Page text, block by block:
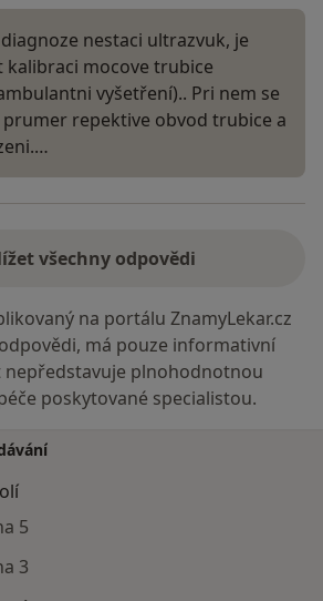
nestaci ultrazvuk, je
mocove trubice
vyšetření).. Pri nem se
repektive obvod trubice a
všechny odpovědi
na portálu ZnamyLekar.cz
má pouze informativní
nepředstavuje plnohodnotnou
poskytované specialistou.
5
3